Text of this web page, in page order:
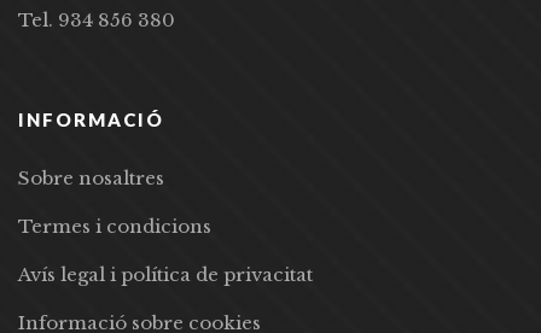
Tel. 934 856 380
INFORMACIÓ
Sobre nosaltres
Termes i condicions
Avís legal i política de privacitat
Informació sobre cookies